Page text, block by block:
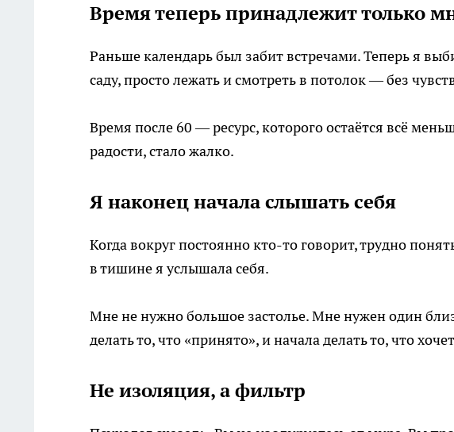
Время теперь принадлежит только
Раньше календарь был забит встречами. Теперь я
саду, просто лежать и смотреть в потолок — без
Время после 60 — ресурс, которого остаётся всё
радости, стало жалко.
Я наконец начала слышать себя
Когда вокруг постоянно кто-то говорит, трудно
в тишине я услышала себя.
Мне не нужно большое застолье. Мне нужен один
делать то, что «принято», и начала делать то, что
Не изоляция, а фильтр